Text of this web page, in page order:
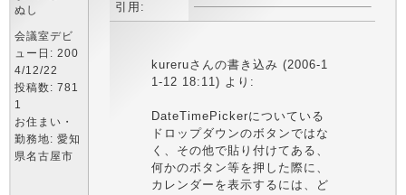
ぬし
会議室デビ
ュー日: 200
4/12/22
投稿数: 781
1
お住まい・
勤務地: 愛知
県名古屋市
引用:
kureruさんの書き込み (2006-1
1-12 18:11) より:
DateTimePickerについている
ドロップダウンのボタンではな
く、その他で貼り付けてある、
何かのボタン等を押した際に、
カレンダーを表示するには、ど